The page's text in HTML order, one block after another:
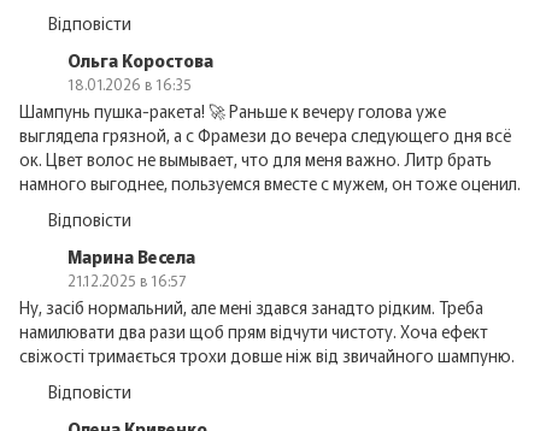
Відповісти
Ольга Коростова
18.01.2026 в 16:35
Шампунь пушка-ракета! 🚀 Раньше к вечеру голова уже
выглядела грязной, а с Фрамези до вечера следующего дня всё
ок. Цвет волос не вымывает, что для меня важно. Литр брать
намного выгоднее, пользуемся вместе с мужем, он тоже оценил.
Відповісти
Марина Весела
21.12.2025 в 16:57
Ну, засіб нормальний, але мені здався занадто рідким. Треба
намилювати два рази щоб прям відчути чистоту. Хоча ефект
свіжості тримається трохи довше ніж від звичайного шампуню.
Відповісти